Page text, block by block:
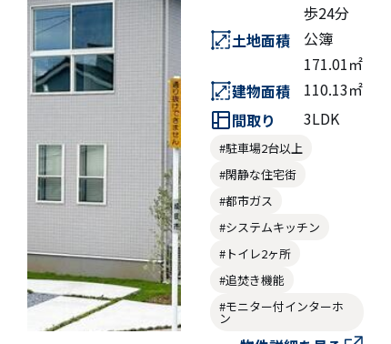
歩24分
土地面積
公簿
171.01㎡
建物面積
110.13㎡
間取り
3LDK
#駐車場2台以上
#閑静な住宅街
#都市ガス
#システムキッチン
#トイレ2ヶ所
#追焚き機能
#モニター付インターホ
ン